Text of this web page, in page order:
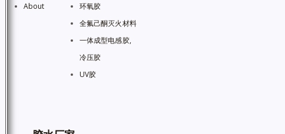
About
环氧胶
全氟己酮灭火材料
一体成型电感胶,
冷压胶
UV胶